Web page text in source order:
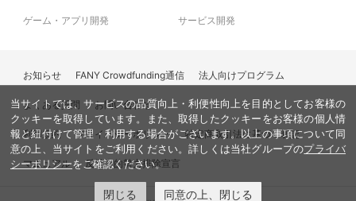
ゲーム・アプリ開発 サービス開発
お知らせ FANY Crowdfunding通信 法人向けプログラム
よくある質問 お問い合わせ
利用規約 プライバシーポリシー 特定商取引法に基づく表記
マニュアル 反社会的勢力排除宣言
当サイトでは、サービスの品質向上・利便性向上を目的としてお客様の
クッキーを取得しています。また、取得したクッキーをお客様の個人情
報と紐付けて管理・利用する場合がございます。以上の事項について同
意の上、当サイトをご利用ください。詳しくは当社グループのプライバ
シーポリシーをご確認ください。
閉じる 同意の上、閉じる